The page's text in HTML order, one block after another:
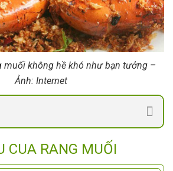
muối không hề khó như bạn tưởng –
Ảnh: Internet
CUA RANG MUỐI